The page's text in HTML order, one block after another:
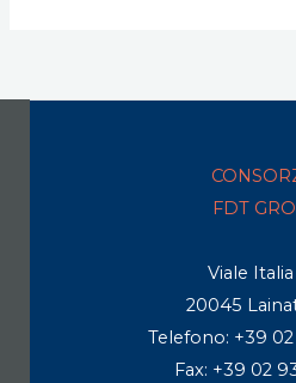
FDT
Viale
20045
Telefono: +39
Fax: +39 02